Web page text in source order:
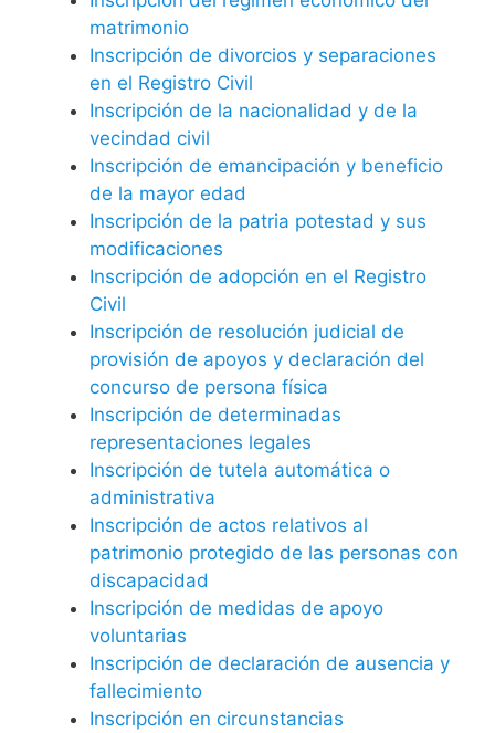
matrimonio
Inscripción de divorcios y separaciones
en el Registro Civil
Inscripción de la nacionalidad y de la
vecindad civil
Inscripción de emancipación y beneficio
de la mayor edad
Inscripción de la patria potestad y sus
modificaciones
Inscripción de adopción en el Registro
Civil
Inscripción de resolución judicial de
provisión de apoyos y declaración del
concurso de persona física
Inscripción de determinadas
representaciones legales
Inscripción de tutela automática o
administrativa
Inscripción de actos relativos al
patrimonio protegido de las personas con
discapacidad
Inscripción de medidas de apoyo
voluntarias
Inscripción de declaración de ausencia y
fallecimiento
Inscripción en circunstancias